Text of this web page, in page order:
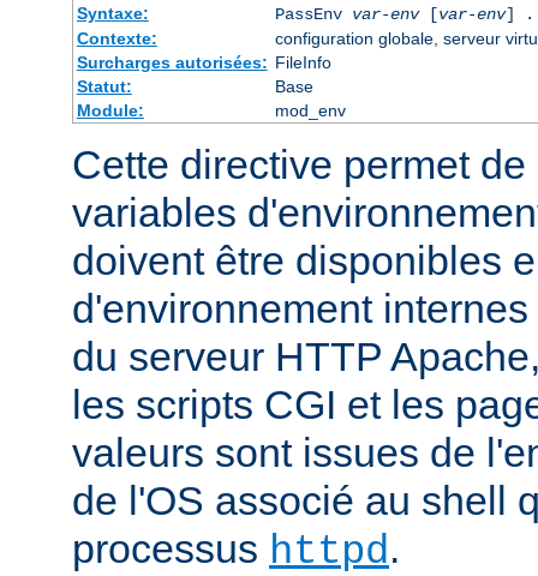
Syntaxe:
PassEnv var-env[var-env]
Contexte:
configuration globale, serveur
Surcharges autorisées: FileInfo
Statut:
Base
Module:
mod_env
Cette directive permet
variables
doivent être disponibles
d'environnement
du serveur HTTP
les scripts CGI et les
valeurs sont issues de
de l'OS associé au shell
processus httpd.